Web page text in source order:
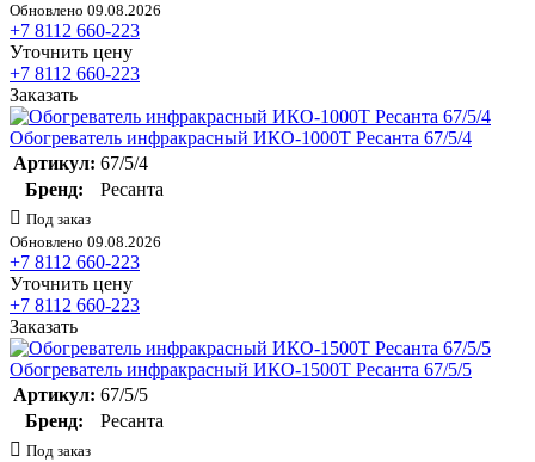
Обновлено 09.08.2026
+7 8112 660-223
Уточнить цену
+7 8112 660-223
Заказать
Обогреватель инфракрасный ИКО-1000T Ресанта 67/5/4
Артикул: 67/5/4
Бренд:
Ресанта
Под заказ
Обновлено 09.08.2026
+7 8112 660-223
Уточнить цену
+7 8112 660-223
Заказать
Обогреватель инфракрасный ИКО-1500T Ресанта 67/5/5
Артикул: 67/5/5
Бренд:
Ресанта
Под заказ